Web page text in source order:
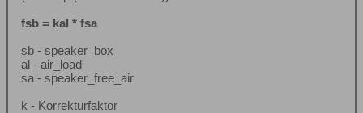
fsb = kal * fsa
sb - speaker_box
al - air_load
sa - speaker_free_air
k - Korrekturfaktor